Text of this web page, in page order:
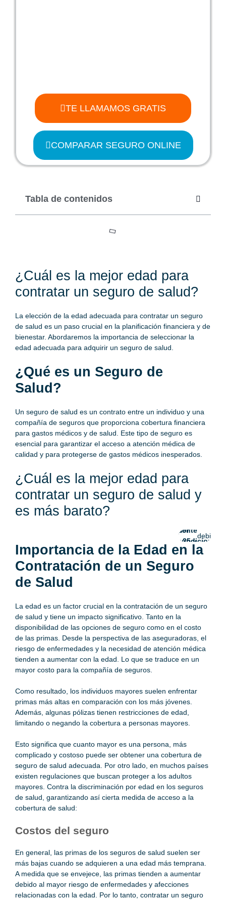
¿Cuál es la mejor edad para
contratar un seguro de salud?
La elección de la edad adecuada para contratar un seguro
de salud es un paso crucial en la planificación financiera y de
bienestar. Abordaremos la importancia de seleccionar la
edad adecuada para adquirir un seguro de salud.
¿Qué es un Seguro de
Salud ?
Un seguro de salud es un contrato entre un individuo y una
compañía de seguros que proporciona cobertura financiera
para gastos médicos y de salud. Este tipo de seguro es
esencial para garantizar el acceso a atención médica de
calidad y para protegerse de gastos médicos inesperados.
¿Cuál es la mejor edad para
contratar un seguro de salud y
es más barato?
La mejor
contratar
un
salud
la
generalmente
entre los 25 y
35 años
, cuando
las
debido a
que los
Además,
se
pueden
evitar
por
condiciones
preexistentes
Importancia de la Edad en la
Contratación de un Seguro
de Salud
La edad es un factor crucial en la contratación de un seguro
de salud y tiene un impacto significativo. Tanto en la
disponibilidad de las opciones de seguro como en el costo
de las primas. Desde la perspectiva de las aseguradoras, el
riesgo de enfermedades y la necesidad de atención médica
tienden a aumentar con la edad. Lo que se traduce en un
mayor costo para la compañía de seguros.
Como resultado, los individuos mayores suelen enfrentar
primas más altas en comparación con los más jóvenes.
Además, algunas pólizas tienen restricciones de edad,
limitando o negando la cobertura a personas mayores.
Esto significa que cuanto mayor es una persona, más
complicado y costoso puede ser obtener una cobertura de
seguro de salud adecuada. Por otro lado, en muchos países
existen regulaciones que buscan proteger a los adultos
mayores. Contra la discriminación por edad en los seguros
de salud, garantizando así cierta medida de acceso a la
cobertura de salud:
Costos del seguro
En general, las primas de los seguros de salud suelen ser
más bajas cuando se adquieren a una edad más temprana.
A medida que se envejece, las primas tienden a aumentar
debido al mayor riesgo de enfermedades y afecciones
relacionadas con la edad. Por lo tanto, contratar un seguro
TE LLAMAMOS GRATIS
COMPARAR SEGURO ONLINE
Tabla de contenidos